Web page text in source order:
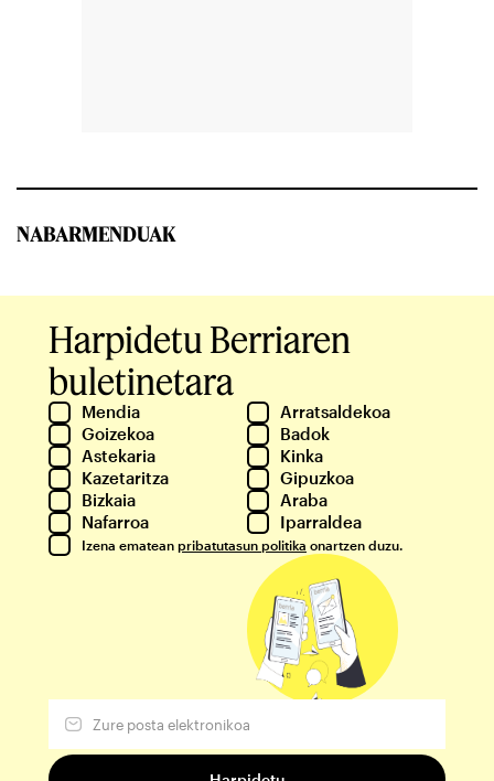
NABARMENDUAK
Harpidetu Berriaren
buletinetara
Mendia
Arratsaldekoa
Goizekoa
Badok
Astekaria
Kinka
Kazetaritza
Gipuzkoa
Bizkaia
Araba
Nafarroa
Iparraldea
Izena ematean pribatutasun politika onartzen duzu.